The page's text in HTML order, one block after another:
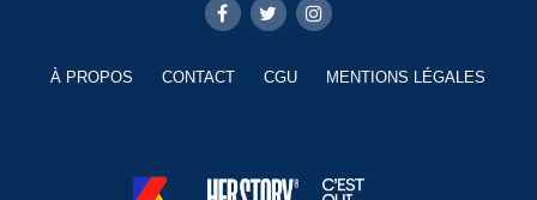
À PROPOS CONTACT CGU MENTIONS LÉGALES